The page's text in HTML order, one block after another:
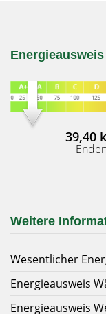
39,40
Weitere
Wesentlicher
Energieausweis
Energieausweis